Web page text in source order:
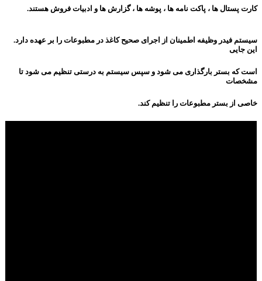
کارت پستال ها ، پاکت نامه ها ، پوشه ها ، گزارش ها و ادبیات فروش هستند.
سیستم فیدر وظیفه اطمینان از اجرای صحیح کاغذ در مطبوعات را بر عهده دارد.
این جایی
است که بستر بارگذاری می شود و سپس سیستم به درستی تنظیم می شود تا
مشخصات
خاصی از بستر مطبوعات را تنظیم کند.